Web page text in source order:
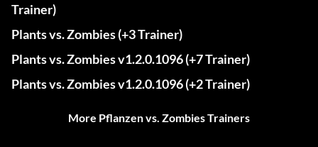
Trainer)
Plants vs. Zombies (+3 Trainer)
Plants vs. Zombies v1.2.0.1096 (+7 Trainer)
Plants vs. Zombies v1.2.0.1096 (+2 Trainer)
More Pflanzen vs. Zombies Trainers